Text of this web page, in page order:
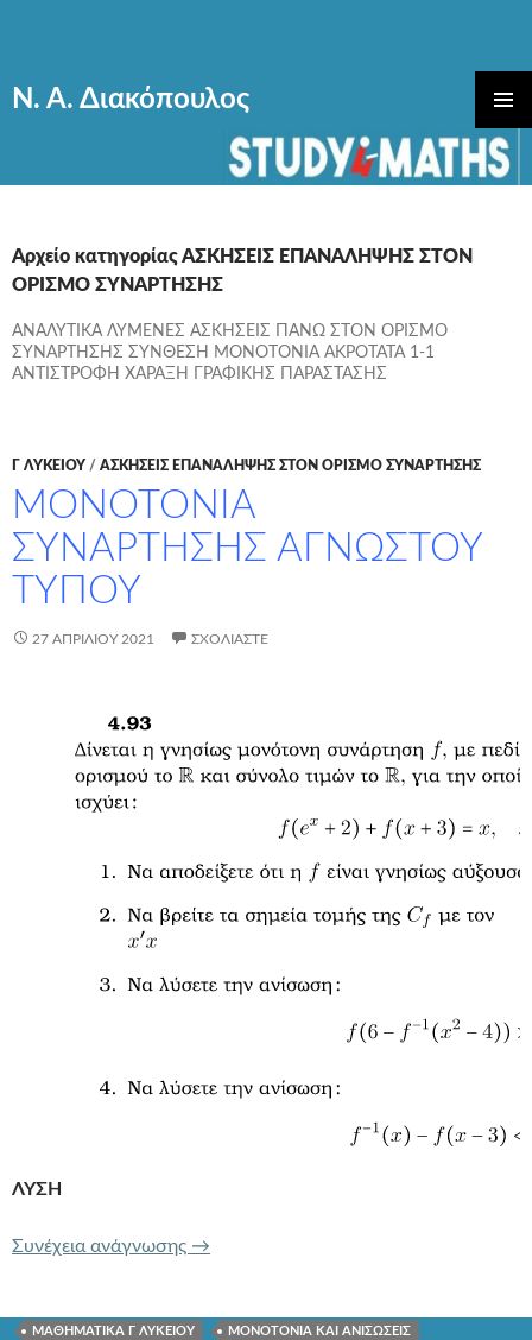
Ν. Α. Διακόπουλος
ΚΎΡΙΟ
ΜΕΝΟΎ
Αρχείο κατηγορίας ΑΣΚΗΣΕΙΣ ΕΠΑΝΑΛΗΨΗΣ ΣΤΟΝ
ΟΡΙΣΜΟ ΣΥΝΑΡΤΗΣΗΣ
ΑΝΑΛΥΤΙΚΑ ΛΥΜΕΝΕΣ ΑΣΚΗΣΕΙΣ ΠΑΝΩ ΣΤΟΝ ΟΡΙΣΜΟ
ΣΥΝΑΡΤΗΣΗΣ ΣΥΝΘΕΣΗ ΜΟΝΟΤΟΝΙΑ ΑΚΡΟΤΑΤΑ 1-1
ΑΝΤΙΣΤΡΟΦΗ ΧΑΡΑΞΗ ΓΡΑΦΙΚΗΣ ΠΑΡΑΣΤΑΣΗΣ
Γ ΛΥΚΕΊΟΥ / ΑΣΚΗΣΕΙΣ ΕΠΑΝΑΛΗΨΗΣ ΣΤΟΝ ΟΡΙΣΜΟ ΣΥΝΑΡΤΗΣΗΣ
ΜΟΝΟΤΟΝΙΑ
ΣΥΝΑΡΤΗΣΗΣ ΑΓΝΩΣΤΟΥ
ΤΥΠΟΥ
27 ΑΠΡΙΛΊΟΥ 2021 ΣΧΟΛΙΆΣΤΕ
ΛΥΣΗ
Συνέχεια ανάγνωσης ΜΟΝΟΤΟΝΙΑ ΣΥΝΑΡΤΗΣΗΣ
→
ΜΑΘΗΜΑΤΙΚΑ Γ ΛΥΚΕΙΟΥ ΜΟΝΟΤΟΝΙΑ ΚΑΙ ΑΝΙΣΩΣΕΙΣ